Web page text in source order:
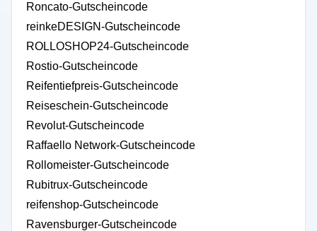
Roncato-Gutscheincode
reinkeDESIGN-Gutscheincode
ROLLOSHOP24-Gutscheincode
Rostio-Gutscheincode
Reifentiefpreis-Gutscheincode
Reiseschein-Gutscheincode
Revolut-Gutscheincode
Raffaello Network-Gutscheincode
Rollomeister-Gutscheincode
Rubitrux-Gutscheincode
reifenshop-Gutscheincode
Ravensburger-Gutscheincode